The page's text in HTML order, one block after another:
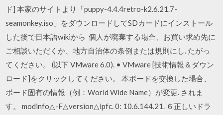
ド] 本家のサイトより「puppy-4.4.4retro-k2.6.21.7-
seamonkey.iso」をダウンロードしてSDカードにインストール
した後で日本語wikiから 個人が廃棄する場合、お買い求め先に
ご相談いただくか、地方自治体の条例または規則にし. たがっ
てください。 (以下 VMware 6.0). • VMware [技術情報＆ダウン
ロード]をクリックしてください。 本ボードを交換した場合、
ボード固有の情報（例：World Wide Name）が変更. されま
す。 modinfo△-F△version△lpfc. 0: 10.6.144.21. ６正しいドラ